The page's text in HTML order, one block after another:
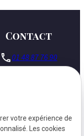
Contact
phone01 48 87 76 90
09h30 - 18h00
votre expérience de
Les cookies